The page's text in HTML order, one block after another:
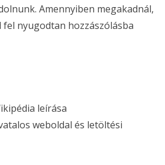
Amennyiben megakadnál,
fel nyugodtan hozzászólásba
leírása
weboldal és letöltési